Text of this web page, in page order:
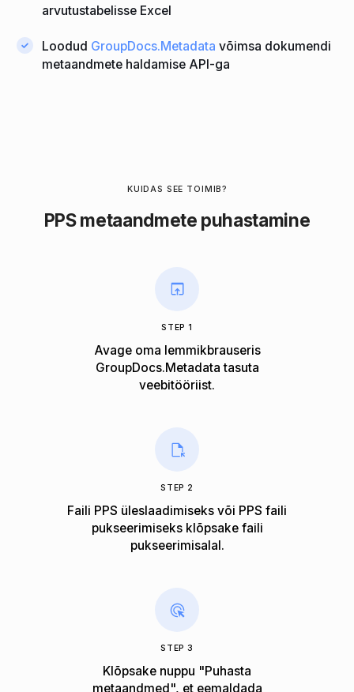
arvutustabelisse Excel
Loodud GroupDocs.Metadata võimsa dokumendi
metaandmete haldamise API-ga
KUIDAS SEE TOIMIB?
PPS metaandmete puhastamine
STEP 1
Avage oma lemmikbrauseris
GroupDocs.Metadata tasuta
veebitööriist.
STEP 2
Faili PPS üleslaadimiseks või PPS faili
pukseerimiseks klõpsake faili
pukseerimisalal.
STEP 3
Klõpsake nuppu "Puhasta
metaandmed", et eemaldada